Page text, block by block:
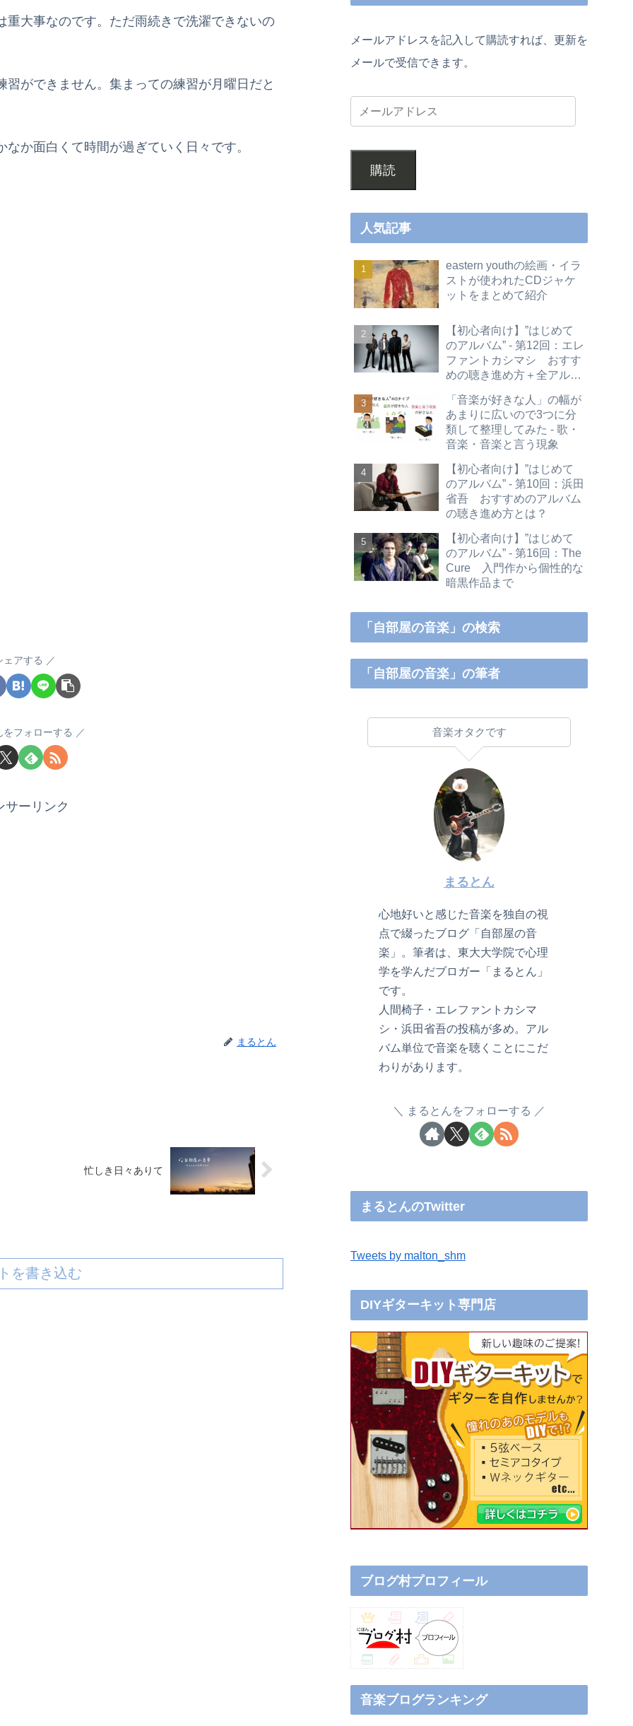
大事なのです。ただ雨続きで洗濯できないの
ができません。集まっての練習が月曜日だと
か面白くて時間が過ぎていく日々です。
ェアする
をフォローする
サーリンク
まるとん
忙しき日々ありて
を書き込む
メールアドレスを記入して購読すれば、更新を
メールで受信できます。
購読
人気記事
eastern youthの絵画・イラ
ストが使われたCDジャケ
ットをまとめて紹介
【初心者向け】”はじめて
のアルバム” - 第12回：エレ
ファントカシマシ おすす
めの聴き進め方＋全アルバ
「音楽が好きな人」の幅が
あまりに広いので3つに分
類して整理してみた - 歌・
音楽・音楽と言う現象
【初心者向け】”はじめて
のアルバム” - 第10回：浜田
省吾 おすすめのアルバム
の聴き進め方とは？
【初心者向け】”はじめて
のアルバム” - 第16回：The
Cure 入門作から個性的な
暗黒作品まで
「自部屋の音楽」の検索
「自部屋の音楽」の筆者
音楽オタクです
まるとん
心地好いと感じた音楽を独自の視
点で綴ったブログ「自部屋の音
楽」。筆者は、東大大学院で心理
学を学んだブロガー「まるとん」
です。
人間椅子・エレファントカシマ
シ・浜田省吾の投稿が多め。アル
バム単位で音楽を聴くことにこだ
わりがあります。
まるとんをフォローする
まるとんのTwitter
Tweets by malton_shm
DIYギターキット専門店
ブログ村プロフィール
音楽ブログランキング